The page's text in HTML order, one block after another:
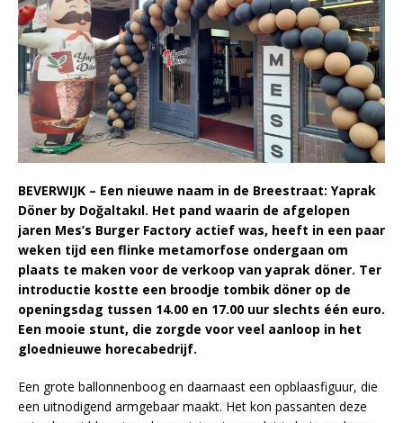
BEVERWIJK – Een nieuwe naam in de Breestraat: Yaprak
Döner by Doğaltakıl. Het pand waarin de afgelopen
jaren Mes’s Burger Factory actief was, heeft in een paar
weken tijd een flinke metamorfose ondergaan om
plaats te maken voor de verkoop van yaprak döner. Ter
introductie kostte een broodje tombik döner op de
openingsdag tussen 14.00 en 17.00 uur slechts één euro.
Een mooie stunt, die zorgde voor veel aanloop in het
gloednieuwe horecabedrijf.
Een grote ballonnenboog en daarnaast een opblaasfiguur, die
een uitnodigend armgebaar maakt. Het kon passanten deze